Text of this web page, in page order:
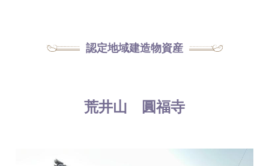
認定地域建造物資産
荒井山 圓福寺